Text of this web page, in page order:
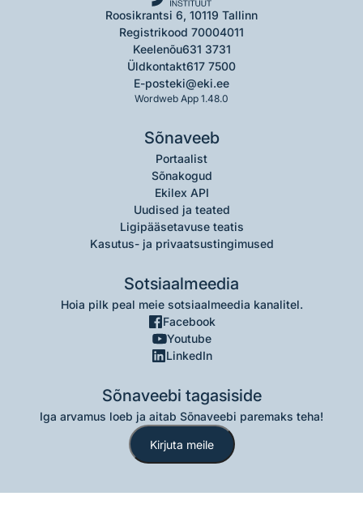
Roosikrantsi 6, 10119 Tallinn
Registrikood 70004011
Keelenõu631 3731
Üldkontakt617 7500
E-posteki@eki.ee
Wordweb App 1.48.0
Sõnaveeb
Portaalist
Sõnakogud
Ekilex API
Uudised ja teated
Ligipääsetavuse teatis
Kasutus- ja privaatsustingimused
Sotsiaalmeedia
Hoia pilk peal meie sotsiaalmeedia kanalitel.
Facebook
Youtube
LinkedIn
Sõnaveebi tagasiside
Iga arvamus loeb ja aitab Sõnaveebi paremaks teha!
Kirjuta meile